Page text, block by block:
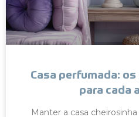
Casa perfumada:
para cada
Manter a casa